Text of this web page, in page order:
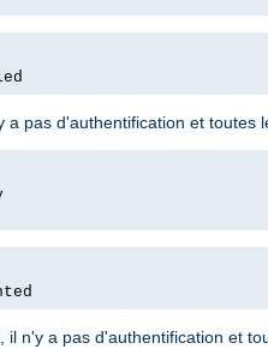
a pas d'authentification et toutes
il n'y a pas d'authentification et